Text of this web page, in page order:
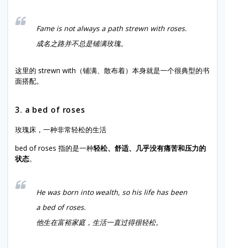
Fame is not always a path strewn with roses.
成名之路并不总是铺满玫瑰。
这里的 strewn with（铺满、散布着）本身就是一个很典型的书
面搭配。
3. a bed of roses
玫瑰床，一种非常轻松的生活
bed of roses 指的是一种轻松、舒适、几乎没有痛苦和压力的
状态。
He was born into wealth, so his life has been
a bed of roses.
他生在富裕家庭，生活一直过得很轻松。